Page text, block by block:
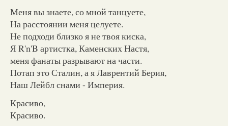
Меня вы знаете, со мной танцуете,
На расстоянии меня целуете.
Не подходи близко я не твоя киска,
Я R'n'B артистка, Каменских Настя,
меня фанаты разрывают на части.
Потап это Сталин, а я Лаврентий Берия,
Наш Лейбл снами - Империя.
Красиво,
Красиво.